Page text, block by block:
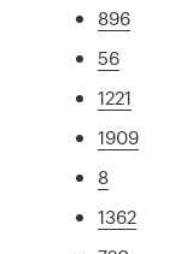
896
56
1221
1909
8
1362